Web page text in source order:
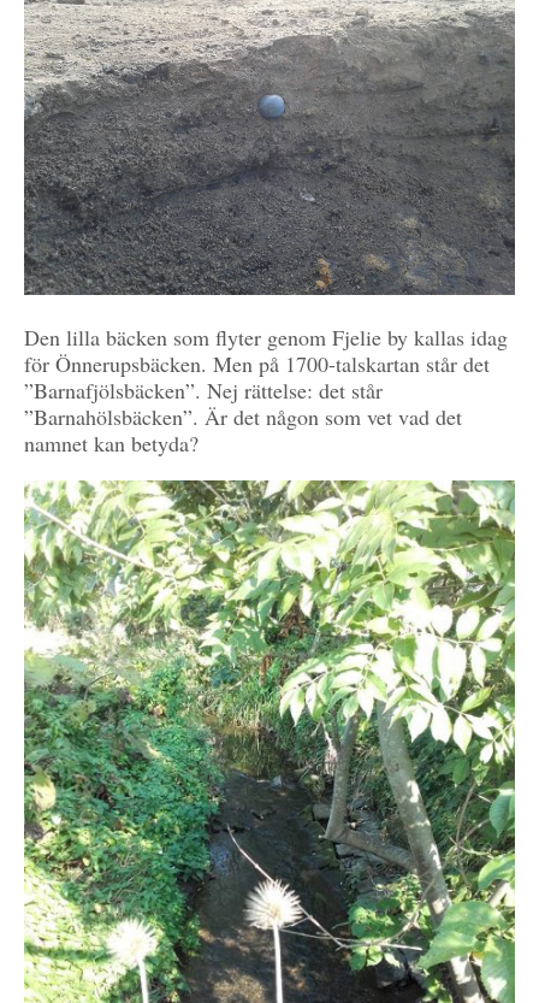
Den lilla bäcken som flyter genom Fjelie by kallas idag
för Önnerupsbäcken. Men på 1700-talskartan står det
”Barnafjölsbäcken”. Nej rättelse: det står
”Barnahölsbäcken”. Är det någon som vet vad det
namnet kan betyda?